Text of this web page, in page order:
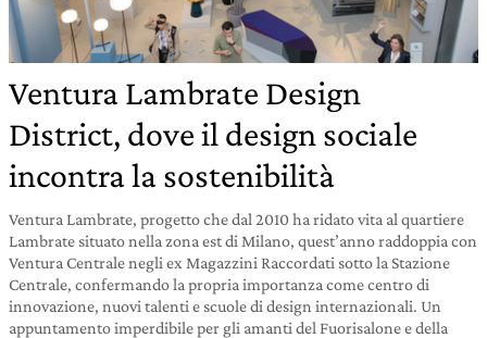
Ventura Lambrate Design
District, dove il design sociale
incontra la sostenibilità
Ventura Lambrate, progetto che dal 2010 ha ridato vita al quartiere
Lambrate situato nella zona est di Milano, quest’anno raddoppia con
Ventura Centrale negli ex Magazzini Raccordati sotto la Stazione
Centrale, confermando la propria importanza come centro di
innovazione, nuovi talenti e scuole di design internazionali. Un
appuntamento imperdibile per gli amanti del Fuorisalone e della